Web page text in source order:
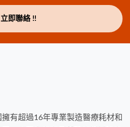
立即聯絡 !!
有超過16年專業製造醫療耗材和